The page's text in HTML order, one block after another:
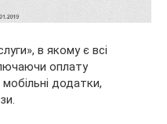
в якому є всі
оплату
додатки,